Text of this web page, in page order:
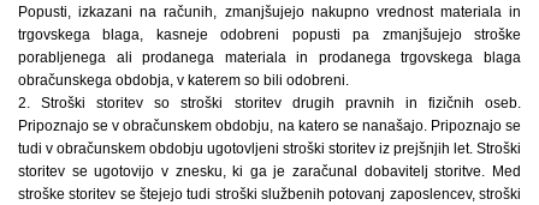
Popusti, izkazani na računih, zmanjšujejo nakupno vrednost materiala in
trgovskega blaga, kasneje odobreni popusti pa zmanjšujejo stroške
porabljenega ali prodanega materiala in prodanega trgovskega blaga
obračunskega obdobja, v katerem so bili odobreni.
2. Stroški storitev so stroški storitev drugih pravnih in fizičnih oseb.
Pripoznajo se v obračunskem obdobju, na katero se nanašajo. Pripoznajo se
tudi v obračunskem obdobju ugotovljeni stroški storitev iz prejšnjih let. Stroški
storitev se ugotovijo v znesku, ki ga je zaračunal dobavitelj storitve. Med
stroške storitev se štejejo tudi stroški službenih potovanj zaposlencev, stroški